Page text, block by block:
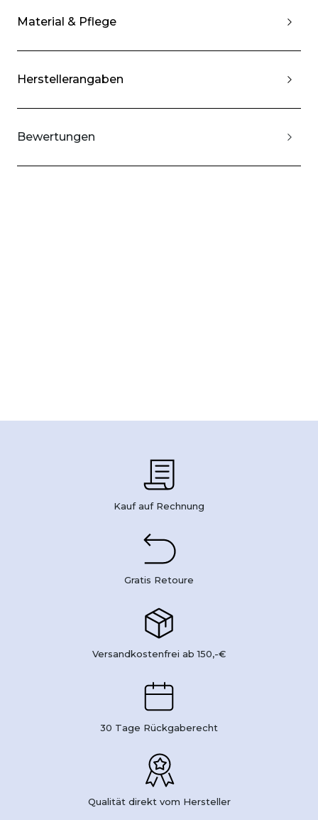
Material & Pflege
Herstellerangaben
Bewertungen
Kauf auf Rechnung
Gratis Retoure
Versandkostenfrei ab 150,-€
30 Tage Rückgaberecht
Qualität direkt vom Hersteller